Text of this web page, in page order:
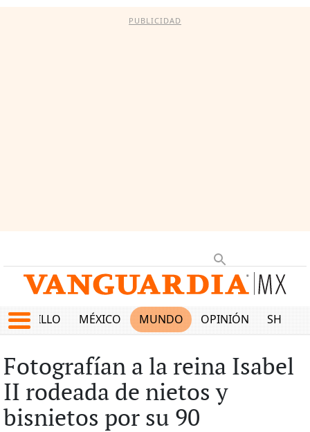
PUBLICIDAD
SALTILLO MÉXICO MUNDO OPINIÓN SHOW
Fotografían a la reina Isabel
II rodeada de nietos y
bisnietos por su 90